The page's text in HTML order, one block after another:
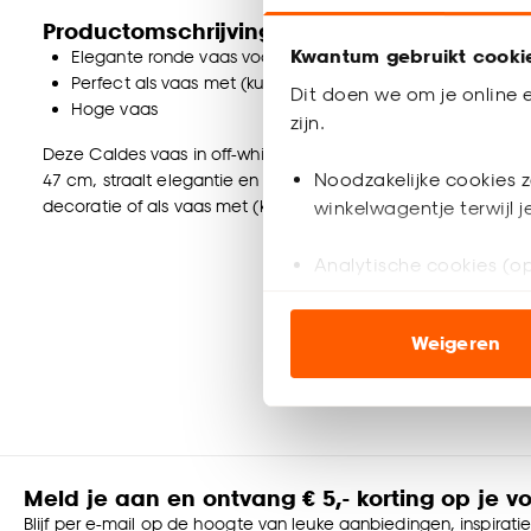
Kwantum gebruikt
Dit doen we om je online
zijn.
Noodzakelijke cookies
winkelwagentje terwijl
Analytische cookies
ook buiten de
Klik op ‘Ja, alles
accepteren door op
Goed om te weten is dat
Weigeren
Productomschrijving
Elegante ronde vaas voor een moderne uitstraling
Perfect als vaas met (kunst)bloemen of los als decoratie
Hoge vaas
Deze Caldes vaas in off-white is de perfecte aanvulling
47 cm, straalt elegantie en sfeer uit. Gemaakt van
decoratie of als vaas met (kunst)bloemen. Creëer een
Meld je aan en ontvang € 5,- korting op je
Blijf per e-mail op de hoogte van leuke aanbiedingen,